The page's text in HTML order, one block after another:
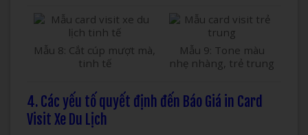
Mẫu 8: Cắt cúp mượt mà,
tinh tế
Mẫu 9: Tone màu
nhẹ nhàng, trẻ trung
4. Các yếu tố quyết định đến Báo Giá in Card
Visit Xe Du Lịch